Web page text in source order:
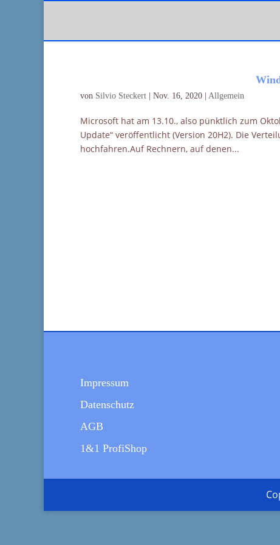
von Silvio Steckert Nov. 16, 2020 Allgemein
Microsoft hat am 13.10., also pünktlich zum
Update“ veröffentlicht (Version 20H2). Die
hochfahren.Auf Rechnern, auf denen...
Impressum
Datenschutz
AGB
1&1 ProfiShop